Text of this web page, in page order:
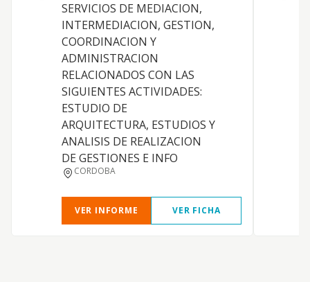
SERVICIOS DE MEDIACION,
INTERMEDIACION, GESTION,
COORDINACION Y
ADMINISTRACION
RELACIONADOS CON LAS
SIGUIENTES ACTIVIDADES:
ESTUDIO DE
ARQUITECTURA, ESTUDIOS Y
ANALISIS DE REALIZACION
DE GESTIONES E INFO
CORDOBA
VER INFORME VER FICHA